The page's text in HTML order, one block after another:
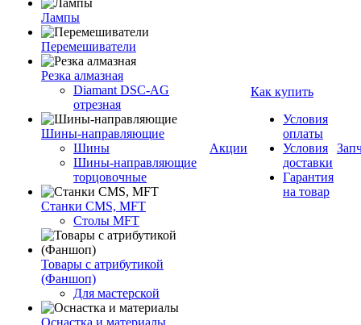
Лампы
Перемешиватели
Резка алмазная
Diamant DSC-AG
отрезная
Шины-направляющие
Шины
Шины-направляющие
торцовочные
Станки CMS, MFT
Столы MFT
Товары с атрибутикой
(Фаншоп)
Для мастерской
Оснастка и материалы
Акции
Как купить
Условия
оплаты
Условия
доставки
Гарантия
на товар